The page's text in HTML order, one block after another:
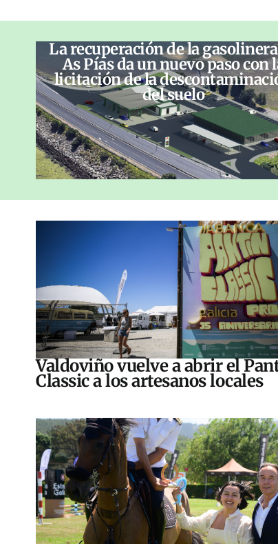
La recuperación de la
As Pías da un nuevo paso con
licitación de la
del suelo
Valdoviño vuelve a abrir el
Classic a los artesanos locales